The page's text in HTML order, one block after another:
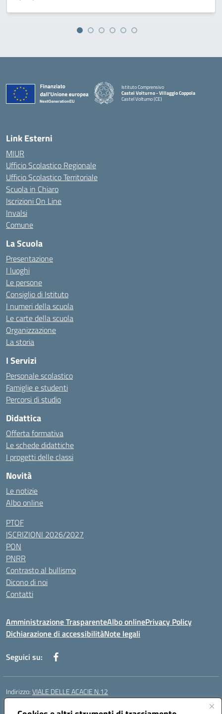
Istituto Comprensivo
Castel Volturno - Villaggio Coppola
Castel Volturno (CE)
Link Esterni
MIUR
Ufficio Scolastico Regionale
Ufficio Scolastico Territoriale
Scuola in Chiaro
Iscrizioni On Line
Invalsi
Comune
La Scuola
Presentazione
I luoghi
Le persone
Consiglio di Istituto
I numeri della scuola
Le carte della scuola
Organizzazione
La storia
I Servizi
Personale scolastico
Famiglie e studenti
Percorsi di studio
Didattica
Offerta formativa
Le schede didattiche
I progetti delle classi
Novità
Le notizie
Albo online
PTOF
ISCRIZIONI 2026/2027
PON
PNRR
Contrasto al bullismo
Dicono di noi
Contatti
Amministrazione TrasparenteAlbo onlinePrivacy Policy
Dichiarazione di accessibilitàNote legali
Seguici su:
Indirizzo:VIALE DELLE ACACIE N.12
Centralino: